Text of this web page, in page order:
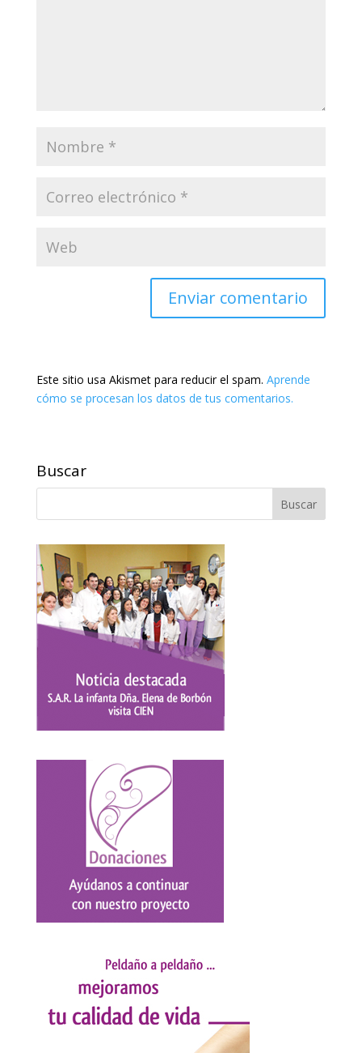
Este sitio usa Akismet para reducir el spam. Aprende
cómo se procesan los datos de tus comentarios.
Buscar